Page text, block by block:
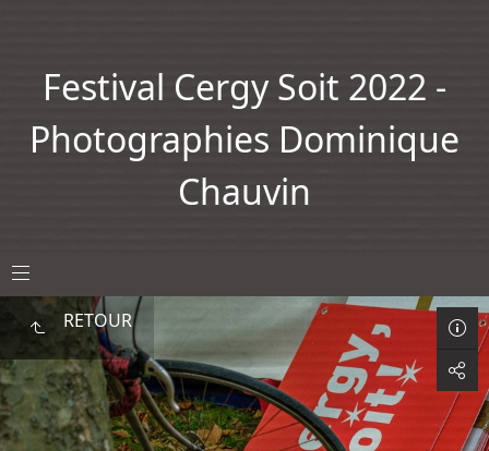
Festival Cergy Soit 2022 -
Photographies Dominique
Chauvin
RETOUR